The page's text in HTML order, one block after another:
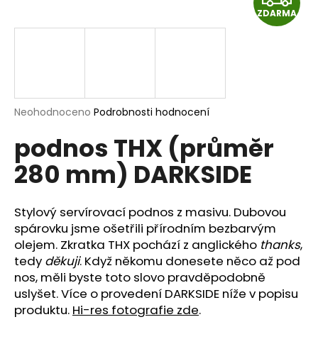
Průměrné
produktu
je
0,0
z
hvězdiček.
Neohodnoceno Podrobnosti hodnocení
podnos THX (průměr
280 mm) DARKSIDE
Stylový servírovací podnos z masivu. Dubovou
spárovku jsme ošetřili přírodním bezbarvým
olejem. Zkratka THX pochází z anglického thanks,
tedy děkuji. Když někomu donesete něco až pod
nos, měli byste toto slovo pravděpodobně
uslyšet. Více o provedení DARKSIDE níže v popisu
produktu. Hi-res fotografie zde.
D
ZDARMA
j
?
HLEDAT
D
o
p
o
r
u
č